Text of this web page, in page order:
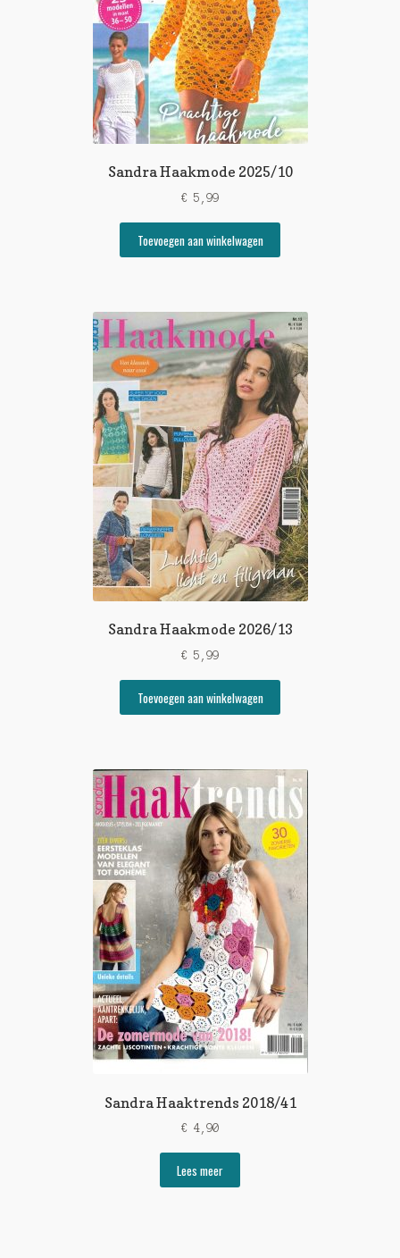
Sandra Haakmode 2025/10
€ 5,99
Toevoegen aan winkelwagen
Sandra Haakmode 2026/13
€ 5,99
Toevoegen aan winkelwagen
Sandra Haaktrends 2018/41
€ 4,90
Lees meer